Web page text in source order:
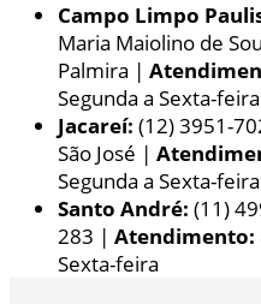
Campo Limpo
Maria Maiolino de
Palmira |
Segunda a Sexta-feira
Jacareí: (12) 3951-
São José |
Segunda a Sexta-feira
Santo André: (11)
283 | Atendimento:
Sexta-feira